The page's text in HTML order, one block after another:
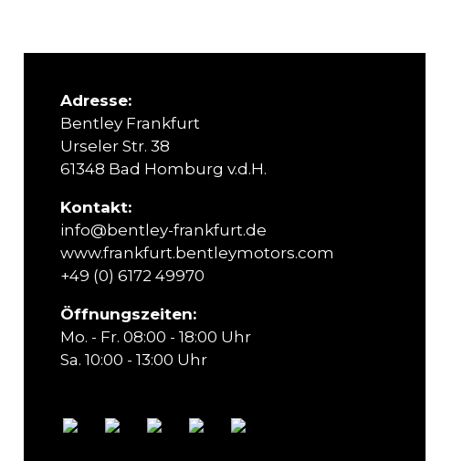
Adresse:
Bentley Frankfurt
Urseler Str. 38
61348 Bad Homburg v.d.H.
Kontakt:
info@bentley-frankfurt.de
www.frankfurt.bentleymotors.com
+49 (0) 6172 49970
Öffnungszeiten:
Mo. - Fr. 08:00 - 18:00 Uhr
Sa. 10:00 - 13:00 Uhr